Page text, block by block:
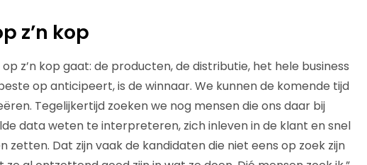
z’n kop
z’n kop gaat: de producten, de distributie, het hele business
op anticipeert, is de winnaar. We kunnen de komende tijd
Tegelijkertijd zoeken we nog mensen die ons daar bij
data weten te interpreteren, zich inleven in de klant en snel
zetten. Dat zijn vaak de kandidaten die niet eens op zoek zijn